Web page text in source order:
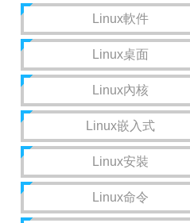
Linux軟件
Linux桌面
Linux內核
Linux嵌入式
Linux安裝
Linux命令